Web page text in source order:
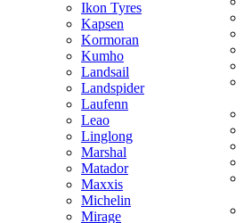
Ikon Tyres
Kapsen
Kormoran
Kumho
Landsail
Landspider
Laufenn
Leao
Linglong
Marshal
Matador
Maxxis
Michelin
Mirage